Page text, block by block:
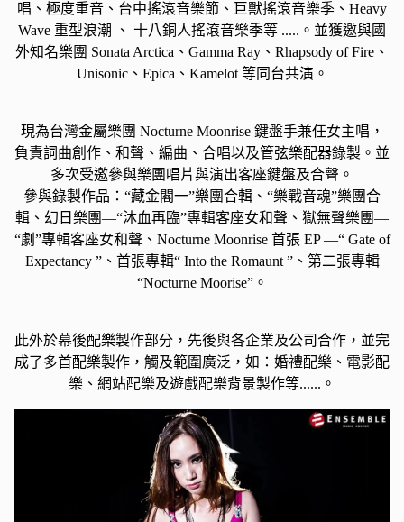
唱、極度重音、台中搖滾音樂節、巨獸搖滾音樂季、Heavy
Wave 重型浪潮 、 十八銅人搖滾音樂季等 .....。並獲邀與國
外知名樂團 Sonata Arctica、Gamma Ray、Rhapsody of Fire、
Unisonic、Epica、Kamelot 等同台共演。
現為台灣金屬樂團 Nocturne Moonrise 鍵盤手兼任女主唱，
負責詞曲創作、和聲、編曲、合唱以及管弦樂配器錄製。並
多次受邀參與樂團唱片與演出客座鍵盤及合聲。
參與錄製作品：“藏金閣一”樂團合輯、“樂戰音魂”樂團合
輯、幻日樂團—“沐血再臨”專輯客座女和聲、獄無聲樂團—
“劇”專輯客座女和聲、Nocturne Moonrise 首張 EP —“ Gate of
Expectancy ”、首張專輯“ Into the Romaunt ”、第二張專輯
“Nocturne Moorise”。
此外於幕後配樂製作部分，先後與各企業及公司合作，並完
成了多首配樂製作，觸及範圍廣泛，如：婚禮配樂、電影配
樂、網站配樂及遊戲配樂背景製作等......。